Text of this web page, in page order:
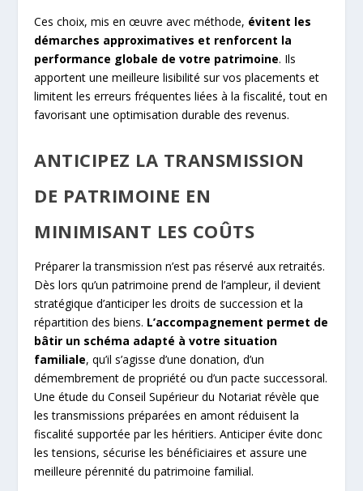
Ces choix, mis en œuvre avec méthode, évitent les
démarches approximatives et renforcent la
performance globale de votre patrimoine. Ils
apportent une meilleure lisibilité sur vos placements et
limitent les erreurs fréquentes liées à la fiscalité, tout en
favorisant une optimisation durable des revenus.
ANTICIPEZ LA TRANSMISSION
DE PATRIMOINE EN
MINIMISANT LES COÛTS
Préparer la transmission n’est pas réservé aux retraités.
Dès lors qu’un patrimoine prend de l’ampleur, il devient
stratégique d’anticiper les droits de succession et la
répartition des biens. L’accompagnement permet de
bâtir un schéma adapté à votre situation
familiale, qu’il s’agisse d’une donation, d’un
démembrement de propriété ou d’un pacte successoral.
Une étude du Conseil Supérieur du Notariat révèle que
les transmissions préparées en amont réduisent la
fiscalité supportée par les héritiers. Anticiper évite donc
les tensions, sécurise les bénéficiaires et assure une
meilleure pérennité du patrimoine familial.